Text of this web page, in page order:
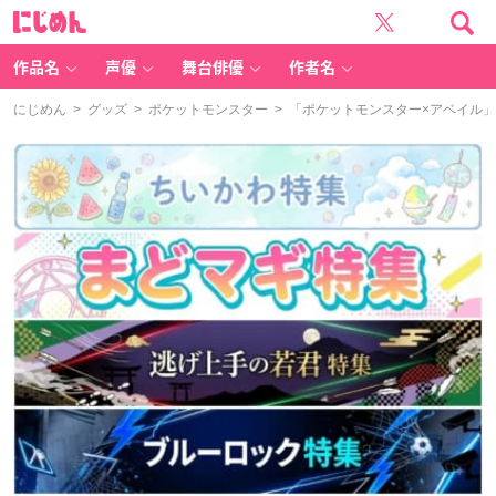
作品名 声優 舞台俳優 作者名
にじめん > グッズ > ポケットモンスター > 「ポケットモンスター×アベイル